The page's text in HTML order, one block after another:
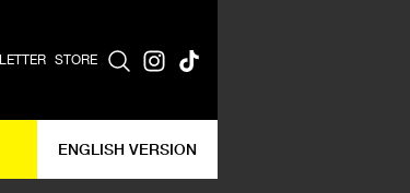
STORE
ENGLISH VERSION